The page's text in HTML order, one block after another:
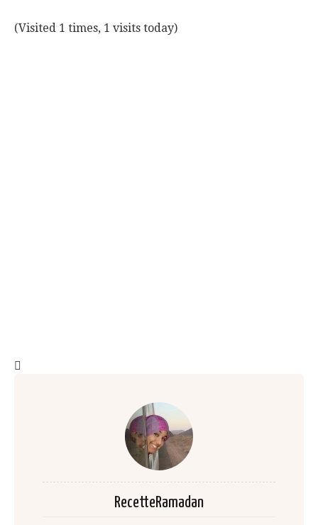
(Visited 1 times, 1 visits today)
RecetteRamadan